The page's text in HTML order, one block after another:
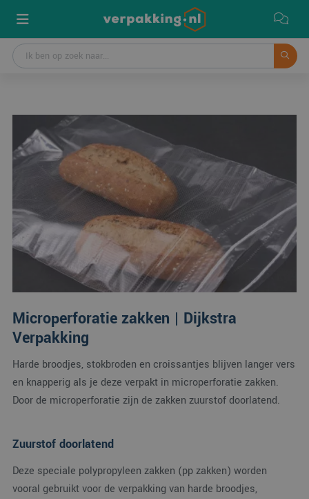
Microperforatie zakken | Dijkstra
Verpakking
Harde broodjes, stokbroden en croissantjes blijven langer vers
en knapperig als je deze verpakt in microperforatie zakken.
Door de microperforatie zijn de zakken zuurstof doorlatend.
Zuurstof doorlatend
Deze speciale polypropyleen zakken (pp zakken) worden
vooral gebruikt voor de verpakking van harde broodjes,